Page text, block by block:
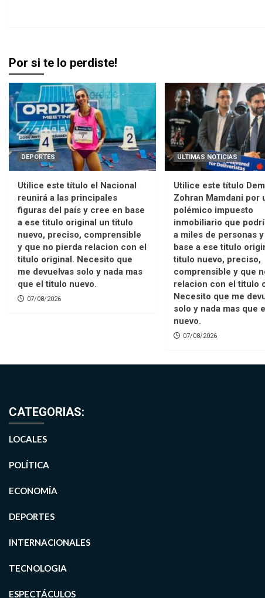
Por si te lo perdiste!
DEPORTES
Utilice este título el Nacional
reunirá a las principales
figuras del país y cree en base
a ese titulo original un titulo
nuevo, preciso, comprensible
y que no pierda relacion con el
titulo original. Necesito que
me devuelvas solo y nada mas
que el titulo nuevo.
07/08/2026
ULTIMAS NOTICIAS
Utilice este título
Zohran Mamdani por
polémico impuesto
inmobiliario que
a miles de personas
base a ese titulo
titulo nuevo, preciso,
comprensible y que
relacion con el titulo
Necesito que me
solo y nada mas que
nuevo.
07/08/2026
CATEGORIAS:
LOCALES
POLÍTICA
ECONOMÍA
DEPORTES
INTERNACIONALES
TECNOLOGIA
ESPECTÁCULOS